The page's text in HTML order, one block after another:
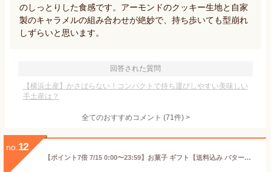
のしっとりした食感です。アーモンドのクッキー生地と自家
製のキャラメルの組み合わせが絶妙で、持ち歩いても型崩れ
しずらいと思います。
回答された質問
【横浜土産】かさばらない！コンパクトで持ち運びしやすい美味しい
手土産は？
全てのおすすめコメント (71件) >
no. 12
【ポイント7倍 7/15 0:00〜23:59】お菓子 ギフト【送料込み バターフィナンシェ12個入】 個包装 スイーツ フィナンシェ 焼き菓子 洋菓子 内祝 お祝 出産祝 お礼 おしゃれ 退職 菓子折り ご挨拶 ギフト バターバトラー お供え お中元 御中元 夏ギフト 暑中見舞い